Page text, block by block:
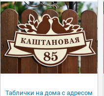
Таблички на дома с адресом